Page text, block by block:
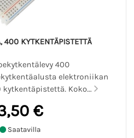
400 KYTKENTÄPISTETTÄ
400
elektroniikan
Koko...
€
Saatavilla